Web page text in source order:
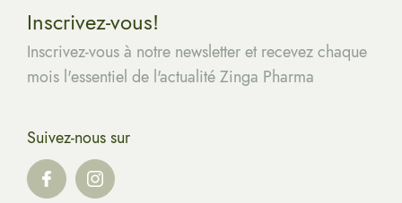
Inscrivez-vous!
Inscrivez-vous à notre newsletter et recevez chaque
mois l'essentiel de l'actualité Zinga Pharma
Suivez-nous sur